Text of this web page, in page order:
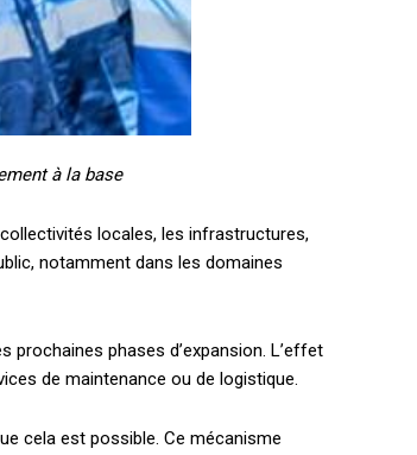
à la base
locales, les infrastructures,
notamment dans les domaines
phases d’expansion. L’effet
de maintenance ou de logistique.
cela est possible. Ce mécanisme